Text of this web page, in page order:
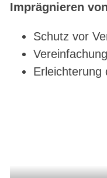
Imprägnieren
Schutz vor
Erleichterung